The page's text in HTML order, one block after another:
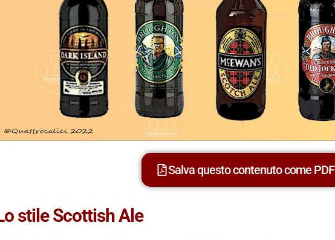
Salva questo contenuto come PDF
stile Scottish Ale